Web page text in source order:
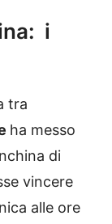
i
tra
ha messo
di
vincere
alle ore